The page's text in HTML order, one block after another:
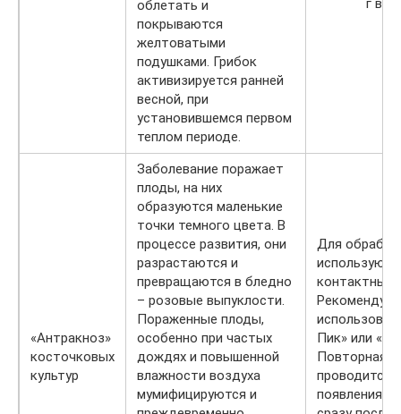
облетать и
покрываются
желтоватыми
подушками. Грибок
активизируется ранней
весной, при
установившемся первом
теплом периоде.
г
«Антракноз»
косточковых
культур
Заболевание поражает
плоды, на них
образуются маленькие
точки темного цвета. В
процессе развития, они
разрастаются и
превращаются в бледно
– розовые выпуклости.
Пораженные плоды,
особенно при частых
дождях и повышенной
влажности воздуха
мумифицируются и
Для
контактные
Пик» или
Повторная
проводится
появления